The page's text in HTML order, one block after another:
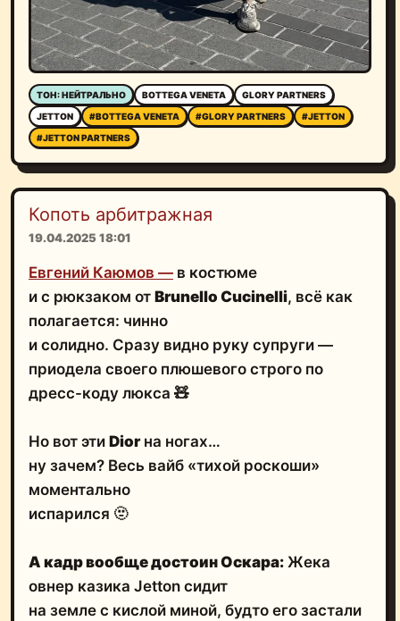
ТОН: НЕЙТРАЛЬНО BOTTEGA VENETA
GLORY PARTNERS
JETTON
#BOTTEGA VENETA #GLORY PARTNERS
#JETTON
#JETTON PARTNERS
Копоть арбитражная
19.04.2025 18:01
Евгений Каюмов — в костюме
и с рюкзаком от Brunello Cucinelli, всё как
полагается: чинно
и солидно. Сразу видно руку супруги —
приодела своего плюшевого строго по
дресс-коду люкса 🧸
Но вот эти Diorна ногах…
ну зачем? Весь вайб «тихой роскоши»
моментально
испарился 🫥
А кадр вообще достоин Оскара: Жека
овнер казика Jetton сидит
на земле с кислой миной, будто его застали